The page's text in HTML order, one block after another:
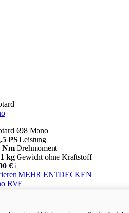
698 Mono
PS Leistung
Nm Drehmoment
kg Gewicht ohne Kraftstoff
€ i
MEHR ENTDECKEN
RVE
PS
Leistung